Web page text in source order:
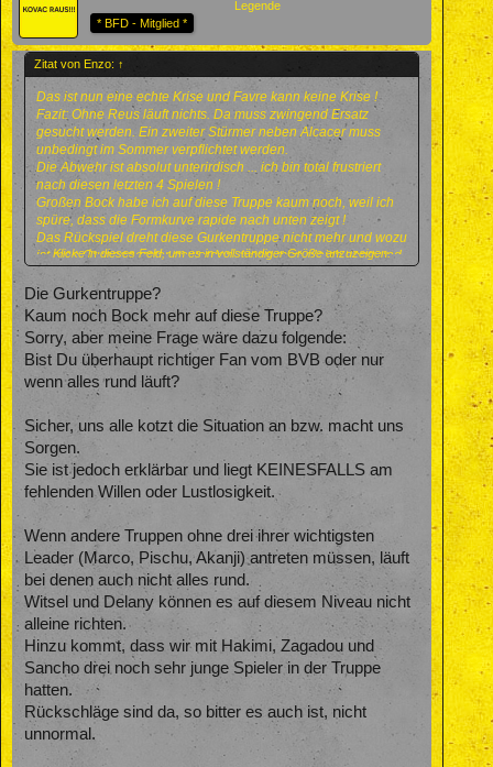
Legende
* BFD - Mitglied *
Zitat von Enzo: ↑
Das ist nun eine echte Krise und Favre kann keine Krise !
Fazit: Ohne Reus läuft nichts. Da muss zwingend Ersatz
gesucht werden. Ein zweiter Stürmer neben Alcacer muss
unbedingt im Sommer verpflichtet werden.
Die Abwehr ist absolut unterirdisch ... ich bin total frustriert
nach diesen letzten 4 Spielen !
Großen Bock habe ich auf diese Truppe kaum noch, weil ich
spüre, dass die Formkurve rapide nach unten zeigt !
Das Rückspiel dreht diese Gurkentruppe nicht mehr und wozu
ist man Gruppenerster geworden, wenn man gleich sang und
klanglos im Achtelfinale ausscheidet!
Mit Kane und Alli hätten die Spurs uns heute zweistellig nach
Hause fahren lassen !
Klicke in dieses Feld, um es in vollständiger Größe anzuzeigen.
Die Gurkentruppe?
Kaum noch Bock mehr auf diese Truppe?
Sorry, aber meine Frage wäre dazu folgende:
Bist Du überhaupt richtiger Fan vom BVB oder nur
wenn alles rund läuft?
Sicher, uns alle kotzt die Situation an bzw. macht uns
Sorgen.
Sie ist jedoch erklärbar und liegt KEINESFALLS am
fehlenden Willen oder Lustlosigkeit.
Wenn andere Truppen ohne drei ihrer wichtigsten
Leader (Marco, Pischu, Akanji) antreten müssen, läuft
bei denen auch nicht alles rund.
Witsel und Delany können es auf diesem Niveau nicht
alleine richten.
Hinzu kommt, dass wir mit Hakimi, Zagadou und
Sancho drei noch sehr junge Spieler in der Truppe
hatten.
Rückschläge sind da, so bitter es auch ist, nicht
unnormal.